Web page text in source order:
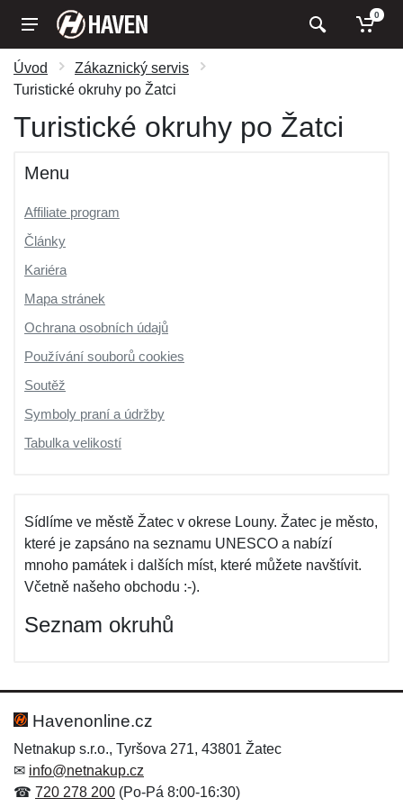
0
Úvod
Zákaznický servis
Turistické okruhy po Žatci
Turistické okruhy po Žatci
Menu
Affiliate program
Články
Kariéra
Mapa stránek
Ochrana osobních údajů
Používání souborů cookies
Soutěž
Symboly praní a údržby
Tabulka velikostí
Sídlíme ve městě Žatec v okrese Louny. Žatec je město,
které je zapsáno na seznamu UNESCO a nabízí
mnoho památek i dalších míst, které můžete navštívit.
Včetně našeho obchodu :-).
Seznam okruhů
Havenonline.cz
Netnakup s.r.o., Tyršova 271, 43801 Žatec
✉ info@netnakup.cz
☎ 720 278 200 (Po-Pá 8:00-16:30)